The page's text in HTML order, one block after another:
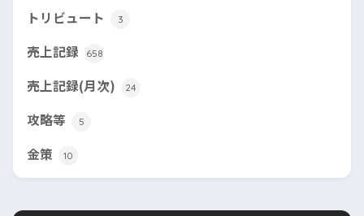
トリビュート 3
売上記録 658
売上記録(月次) 24
攻略等 5
金策 10